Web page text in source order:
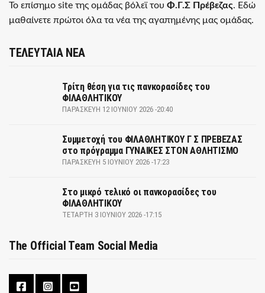
Το επίσημο site της ομάδας βόλεϊ του Φ.Γ.Σ Πρέβεζας. Εδώ
μαθαίνετε πρώτοι όλα τα νέα της αγαπημένης μας ομάδας.
ΤΕΛΕΥΤΑΙΑ ΝΕΑ
Τρίτη θέση για τις πανκορασίδες του
ΦΙΛΑΘΛΗΤΙΚΟΥ
ΠΑΡΑΣΚΕΥΉ 12 ΙΟΥΝΊΟΥ 2026 -20:40
Συμμετοχή του ΦΙΛΑΘΛΗΤΙΚΟΥ Γ Σ ΠΡΕΒΕΖΑΣ
στο πρόγραμμα ΓΥΝΑΙΚΕΣ ΣΤΟΝ ΑΘΛΗΤΙΣΜΟ
ΠΑΡΑΣΚΕΥΉ 5 ΙΟΥΝΊΟΥ 2026 -17:23
Στο μικρό τελικό οι πανκορασίδες του
ΦΙΛΑΘΛΗΤΙΚΟΥ
ΤΕΤΆΡΤΗ 3 ΙΟΥΝΊΟΥ 2026 -17:15
The Official Team Social Media